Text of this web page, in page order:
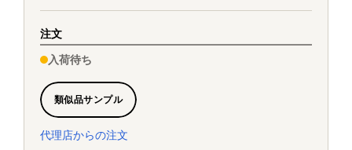
注文
入荷待ち
類似品サンプル
代理店からの注文